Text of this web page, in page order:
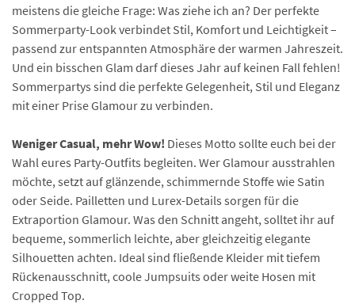
meistens die gleiche Frage: Was ziehe ich an? Der perfekte
Sommerparty-Look verbindet Stil, Komfort und Leichtigkeit –
passend zur entspannten Atmosphäre der warmen Jahreszeit.
Und ein bisschen Glam darf dieses Jahr auf keinen Fall fehlen!
Sommerpartys sind die perfekte Gelegenheit, Stil und Eleganz
mit einer Prise Glamour zu verbinden.
Weniger Casual, mehr Wow! Dieses Motto sollte euch bei der
Wahl eures Party-Outfits begleiten. Wer Glamour ausstrahlen
möchte, setzt auf glänzende, schimmernde Stoffe wie Satin
oder Seide. Pailletten und Lurex-Details sorgen für die
Extraportion Glamour. Was den Schnitt angeht, solltet ihr auf
bequeme, sommerlich leichte, aber gleichzeitig elegante
Silhouetten achten. Ideal sind fließende Kleider mit tiefem
Rückenausschnitt, coole Jumpsuits oder weite Hosen mit
Cropped Top.